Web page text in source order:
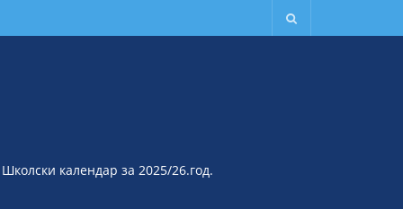
Школски календар за 2025/26.год.